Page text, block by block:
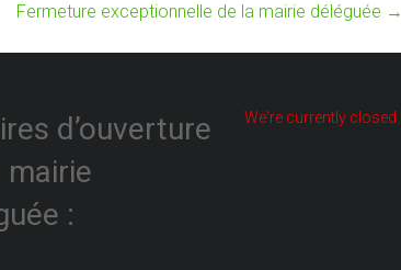
Fermeture exceptionnelle de la mairie déléguée →
d’ouverture
mairie
:
We're currently closed.